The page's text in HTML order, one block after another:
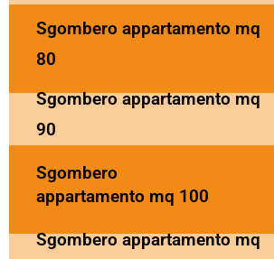
Sgombero appartamento mq
80
Sgombero appartamento mq
90
Sgombero
appartamento mq 100
Sgombero appartamento mq